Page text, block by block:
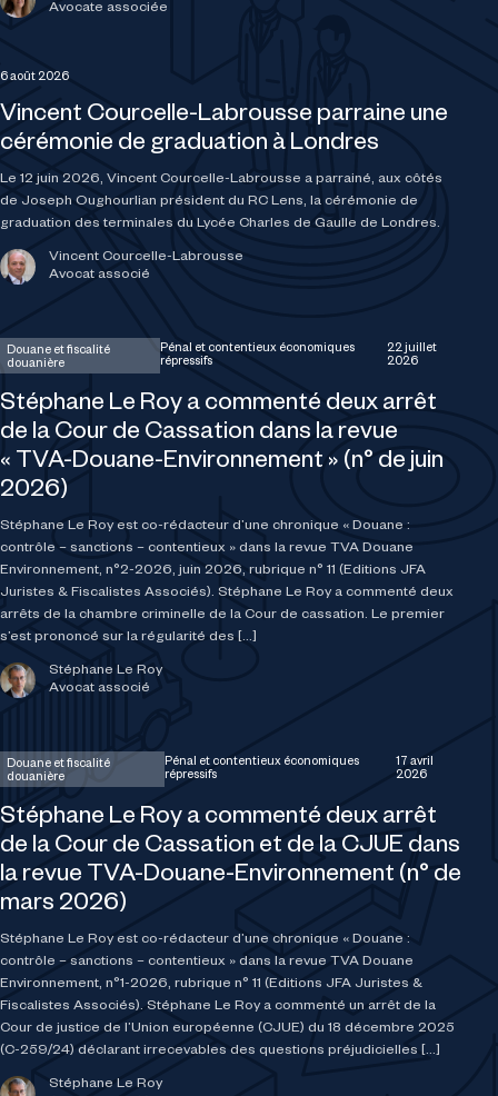
Avocate associée
Vincent Courcelle-Labrousse parraine une
cérémonie de graduation à Londres
Le 12 juin 2026, Vincent Courcelle-Labrousse a parrainé, aux côtés
de Joseph Oughourlian président du RC Lens, la cérémonie de
graduation des terminales du Lycée Charles de Gaulle de Londres.
Vincent Courcelle-Labrousse
Avocat associé
6 août 2026
Stéphane Le Roy a commenté deux arrêt
de la Cour de Cassation dans la revue
« TVA-Douane-Environnement » (n° de juin
2026)
Stéphane Le Roy est co-rédacteur d’une chronique « Douane :
contrôle – sanctions – contentieux » dans la revue TVA Douane
Environnement, n°2-2026, juin 2026, rubrique n° 11 (Editions JFA
Juristes & Fiscalistes Associés). Stéphane Le Roy a commenté deux
arrêts de la chambre criminelle de la Cour de cassation. Le premier
s’est prononcé sur la régularité des […]
Stéphane Le Roy
Avocat associé
Douane et fiscalité
douanière
Pénal et contentieux économiques
répressifs
22 juillet
2026
Stéphane Le Roy a commenté deux arrêt
de la Cour de Cassation et de la CJUE dans
la revue TVA-Douane-Environnement (n° de
mars 2026)
Stéphane Le Roy est co-rédacteur d’une chronique « Douane :
contrôle – sanctions – contentieux » dans la revue TVA Douane
Environnement, n°1-2026, rubrique n° 11 (Editions JFA Juristes &
Fiscalistes Associés). Stéphane Le Roy a commenté un arrêt de la
Cour de justice de l’Union européenne (CJUE) du 18 décembre 2025
(C-259/24) déclarant irrecevables des questions préjudicielles […]
Stéphane Le Roy
Douane et fiscalité
douanière
Pénal et contentieux économiques
répressifs
17 avril
2026